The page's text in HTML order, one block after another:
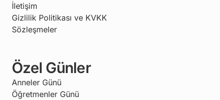
İletişim
Gizlilik Politikası ve KVKK
Sözleşmeler
Özel Günler
Anneler Günü
Öğretmenler Günü